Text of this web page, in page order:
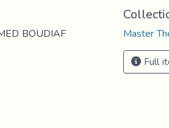
BOUDIAF
Master
Full